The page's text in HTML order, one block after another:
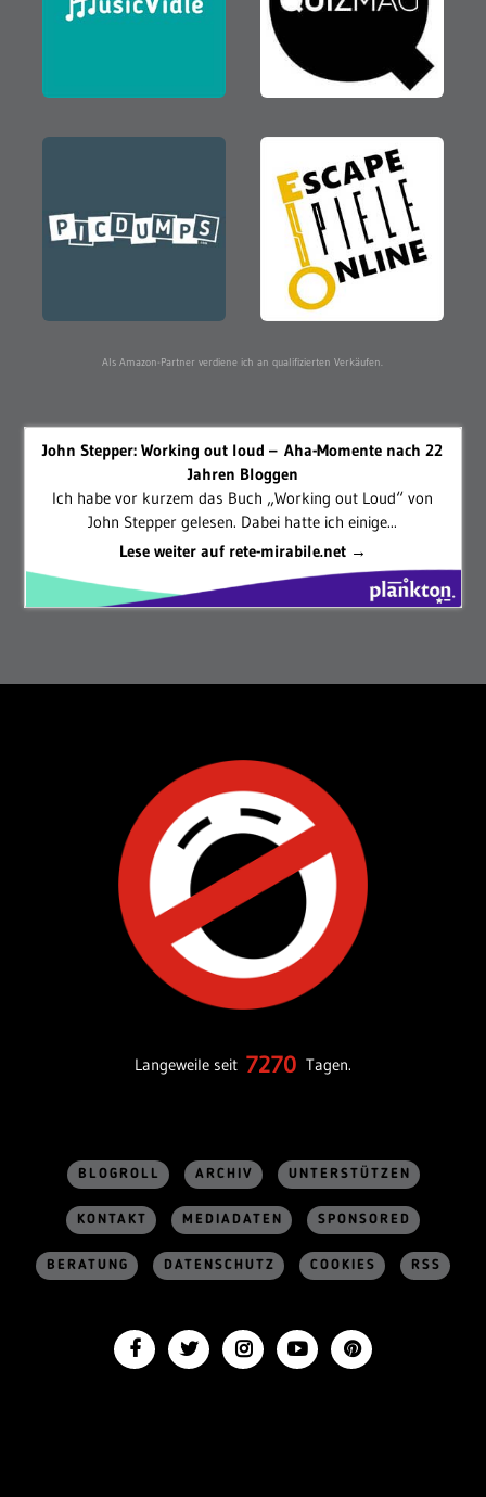
Als Amazon-Partner verdiene ich an qualifizierten Verkäufen.
John Stepper: Working out loud – Aha-Momente nach 22
Jahren Bloggen
Ich habe vor kurzem das Buch „Working out Loud“ von
John Stepper gelesen. Dabei hatte ich einige...
Lese weiter auf rete-mirabile.net →
Langeweile seit 7270 Tagen.
BLOGROLL ARCHIV UNTERSTÜTZEN
KONTAKT MEDIADATEN SPONSORED
BERATUNG DATENSCHUTZ COOKIES RSS